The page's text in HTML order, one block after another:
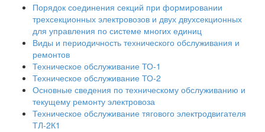
Порядок соединения секций при формировании
трехсекционных электровозов и двух двухсекционных
для управления по системе многих единиц
Виды и периодичность технического обслуживания и
ремонтов
Техническое обслуживание ТО-1
Техническое обслуживание ТО-2
Основные сведения по техническому обслуживанию и
текущему ремонту электровоза
Техническое обслуживание тягового электродвигателя
ТЛ-2К1